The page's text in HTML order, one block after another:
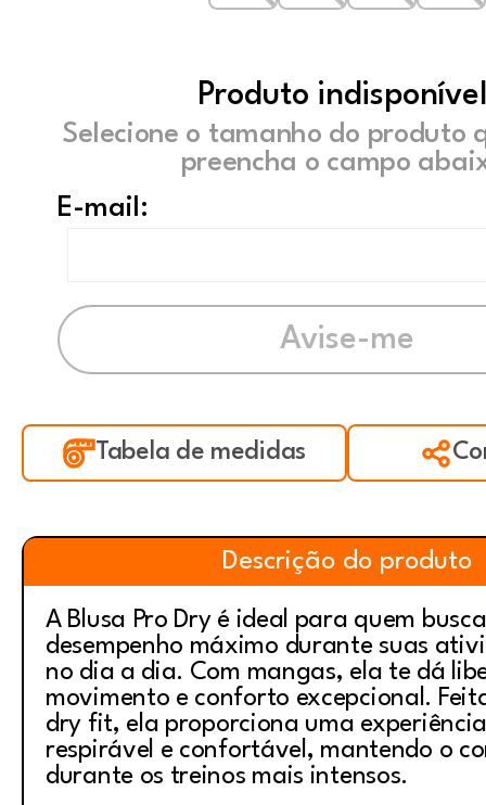
Produto
Selecione o tamanho do produto
preencha o campo
E-mail:
Tabela de medidas
Descrição do produto
A Blusa Pro Dry é ideal para quem
desempenho máximo durante suas
no dia a dia. Com mangas, ela te dá
movimento e conforto excepcional.
dry fit, ela proporciona uma
respirável e confortável, mantendo o
durante os treinos mais intensos.